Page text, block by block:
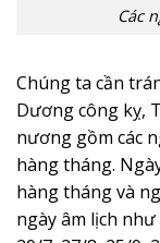
Các
Chúng ta cần
Dương công kỵ,
nương gồm các
hàng tháng.
hàng tháng và
ngày âm lịch như